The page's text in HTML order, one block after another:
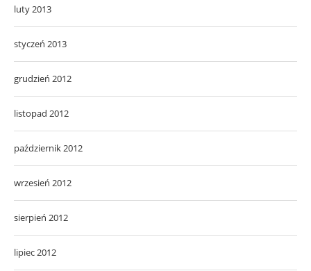
luty 2013
styczeń 2013
grudzień 2012
listopad 2012
październik 2012
wrzesień 2012
sierpień 2012
lipiec 2012